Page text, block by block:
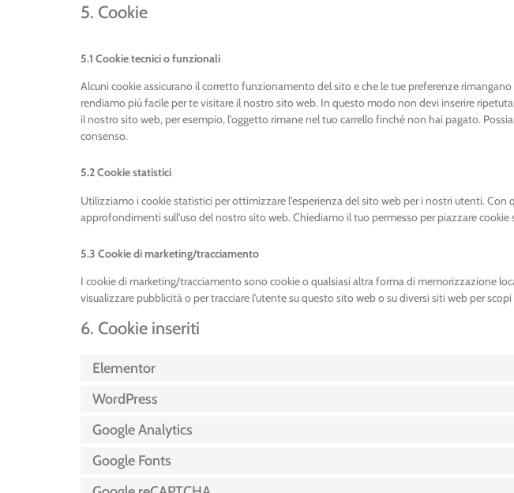
5. Cookie
5.1 Cookie tecnici o funzionali
Alcuni cookie assicurano il corretto funzionamento del sito e che le tue preferenze
rendiamo più facile per te visitare il nostro sito web. In questo modo non devi inserire
il nostro sito web, per esempio, l'oggetto rimane nel tuo carrello finché non hai pagato.
consenso.
5.2 Cookie statistici
Utilizziamo i cookie statistici per ottimizzare l'esperienza del sito web per i nostri utenti.
approfondimenti sull'uso del nostro sito web. Chiediamo il tuo permesso per piazzare cookie
5.3 Cookie di marketing/tracciamento
I cookie di marketing/tracciamento sono cookie o qualsiasi altra forma di memorizzazione
visualizzare pubblicità o per tracciare l'utente su questo sito web o su diversi siti web per
6. Cookie inseriti
Elementor
WordPress
Google Analytics
Google Fonts